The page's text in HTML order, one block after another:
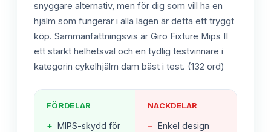
snyggare alternativ, men för dig som vill ha en
hjälm som fungerar i alla lägen är detta ett tryggt
köp. Sammanfattningsvis är Giro Fixture Mips II
ett starkt helhetsval och en tydlig testvinnare i
kategorin cykelhjälm dam bäst i test. (132 ord)
FÖRDELAR
+ MIPS-skydd för
NACKDELAR
− Enkel design